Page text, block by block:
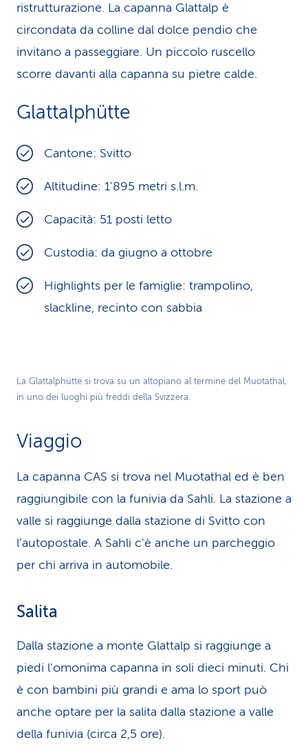
ristrutturazione. La capanna Glattalp è
circondata da colline dal dolce pendio che
invitano a passeggiare. Un piccolo ruscello
scorre davanti alla capanna su pietre calde.
Glattalphütte
Cantone: Svitto
Altitudine: 1'895 metri s.l.m.
Capacità: 51 posti letto
Custodia: da giugno a ottobre
Highlights per le famiglie: trampolino,
slackline, recinto con sabbia
La Glattalphütte si trova su un altopiano al termine del Muotathal,
in uno dei luoghi più freddi della Svizzera.
Viaggio
La capanna CAS si trova nel Muotathal ed è ben
raggiungibile con la funivia da Sahli. La sta­zio­ne a
valle si raggiunge dalla sta­zio­ne di Svitto con
l’autopostale. A Sahli c'è anche un parcheggio
per chi arriva in automobile.
Salita
Dalla stazione a monte Glattalp si raggiunge a
piedi l'omonima capanna in soli dieci minuti. Chi
è con bambini più grandi e ama lo sport può
anche optare per la salita dalla stazione a valle
della funivia (circa 2,5 ore).